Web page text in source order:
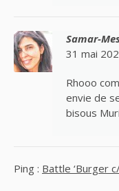
Samar-
31 mai
Rhooo
envie de
bisous
Ping : Battle ‘Burger